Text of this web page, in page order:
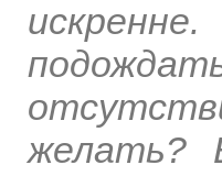
желать?